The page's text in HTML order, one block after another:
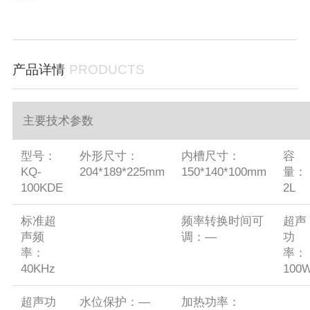
产品详情 PRODUCTS
主要技术参数
型号：
KQ-
100KDE
外形尺寸：
204*189*225mm
内槽尺寸：
150*140*100mm
容
量：
2L
标准超
声频
率：
40KHz
频率转换时间可
调：—
超声
功
率：
超声功
水位保护：—
加热功率：